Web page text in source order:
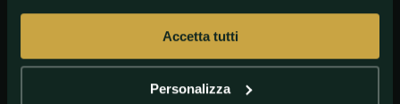
Accetta tutti
Personalizza
Cristiano Ronaldo Sarri Juventus Lazio Serie A